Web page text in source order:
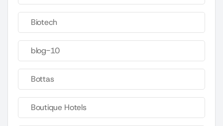
Biotech
blog-10
Bottas
Boutique Hotels